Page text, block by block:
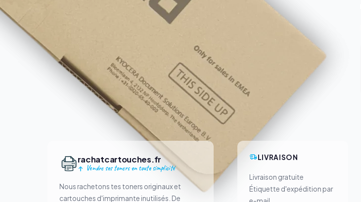
rachatcartouches.fr
Vendre ses toners en toute simplicité
Nous rachetons tes toners originaux et
cartouches d'imprimante inutilisés. De
LIVRAISON
Livraison gratuite
Étiquette d'expédition par